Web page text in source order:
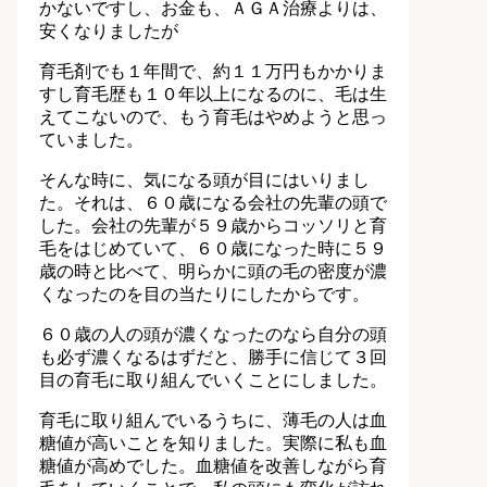
かないですし、お金も、ＡＧＡ治療よりは、
安くなりましたが
育毛剤でも１年間で、約１１万円もかかりま
すし育毛歴も１０年以上になるのに、毛は生
えてこないので、もう育毛はやめようと思っ
ていました。
そんな時に、気になる頭が目にはいりまし
た。それは、６０歳になる会社の先輩の頭で
した。会社の先輩が５９歳からコッソリと育
毛をはじめていて、６０歳になった時に５９
歳の時と比べて、明らかに頭の毛の密度が濃
くなったのを目の当たりにしたからです。
６０歳の人の頭が濃くなったのなら自分の頭
も必ず濃くなるはずだと、勝手に信じて３回
目の育毛に取り組んでいくことにしました。
育毛に取り組んでいるうちに、薄毛の人は血
糖値が高いことを知りました。実際に私も血
糖値が高めでした。血糖値を改善しながら育